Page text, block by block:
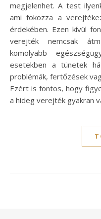
megjelenhet. A test
ami fokozza a
érdekében. Ezen kívül
verejték nemcsak
komolyabb
esetekben a tünetek
problémák, fertőzések
Ezért is fontos, hogy
a hideg verejték gyakran